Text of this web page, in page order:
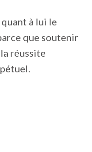
à lui le
que soutenir
réussite